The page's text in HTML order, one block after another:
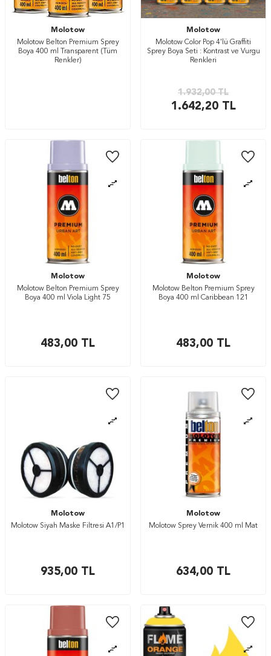
Molotow
Molotow Belton Premium Sprey
Boya 400 ml Transparent (Tüm
Renkler)
Molotow
Molotow Color Pop 4'lü Graffiti
Sprey Boya Seti : Kontrast ve Vurgu
Renkleri
1.932,00TL
1.642,20TL
Molotow
Molotow Belton Premium Sprey
Boya 400 ml Viola Light 75
483,00 TL
Molotow
Molotow Belton Premium Sprey
Boya 400 ml Caribbean 121
483,00 TL
Molotow
Molotow Siyah Maske Filtresi A1/P1
935,00 TL
Molotow
Molotow Sprey Vernik 400 ml Mat
634,00 TL